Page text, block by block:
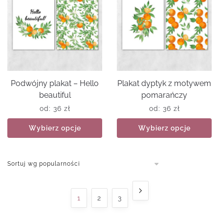
Podwójny plakat – Hello
beautiful
od: 36 zł
Wybierz opcje
Plakat dyptyk z motywem
pomarańczy
od: 36 zł
Wybierz opcje
1 2 3